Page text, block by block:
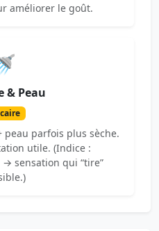
améliorer le goût.
& Peau
peau parfois plus sèche.
utile. (Indice :
sensation qui “tire”